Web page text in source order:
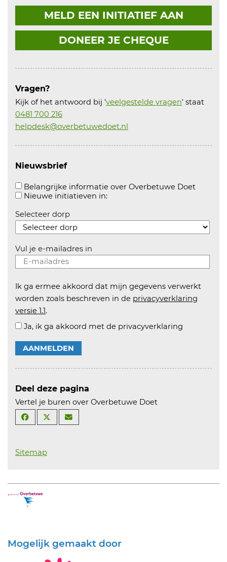
MELD EEN INITIATIEF AAN
DONEER JE CHEQUE
Vragen?
Kijk of het antwoord bij 'veelgestelde vragen' staat
0481 700 216
helpdesk@overbetuwedoet.nl
Nieuwsbrief
Belangrijke informatie over Overbetuwe Doet
Nieuwe initiatieven in:Aanvinken om informatie over
Selecteer dorp
Vul je e-mailadres in
Ik ga ermee akkoord dat mijn gegevens verwerkt
worden zoals beschreven in de privacyverklaring
versie 1.1.
Ja, ik ga akkoord met de privacyverklaring
AANMELDEN
Deel deze pagina
Vertel je buren over Overbetuwe Doet
Sitemap
Mogelijk gemaakt door